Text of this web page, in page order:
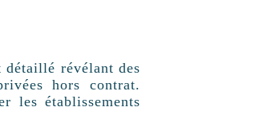
révélant des
hors contrat.
les établissements